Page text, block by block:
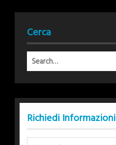
Cerca
Richiedi Informazioni